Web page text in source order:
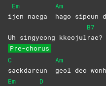
i
Em
jen naega
Am
hago sipeun
Uh singyeong kkeojul
B7
rae?
Pre-chorus
C
saekdareun
Am
geol deo
Em
D